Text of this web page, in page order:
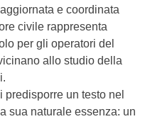
e coordinata
civile rappresenta
per gli operatori del
allo studio della
predisporre un testo nel
sua naturale essenza: un